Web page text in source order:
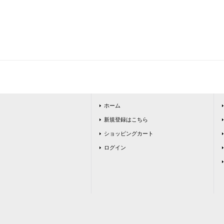
ホーム
新規登録はこちら
ショッピングカート
ログイン